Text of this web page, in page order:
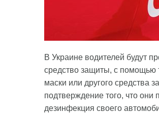
В Украине водителей будут
средство защиты, с помощью
маски или другого средства
подтверждение того, что они
дезинфекция своего